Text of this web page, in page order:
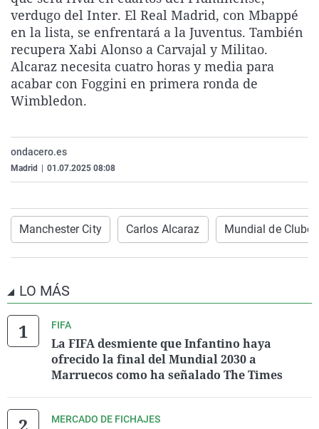
La rosa de los vientos
Gente viajera
Como el perro y el
Caso
Retornados
Equipo de
Operación Viuda
Extremadura
Galicia
La Rioja
Navarra
Virales
Televisión
Elecciones
verdugo del Inter. El Real Madrid, con Mbappé
en la lista, se enfrentará a la Juventus. También
recupera Xabi Alonso a Carvajal y Militao.
Alcaraz necesita cuatro horas y media para
acabar con Foggini en primera ronda de
Wimbledon.
ondacero.es
Madrid 01.07.2025 08:08
Manchester City Carlos Alcaraz Mundial de
LO MÁS
FIFA
La FIFA desmiente que Infantino haya
ofrecido la final del Mundial 2030 a
Marruecos como ha señalado The Times
MERCADO DE FICHAJES